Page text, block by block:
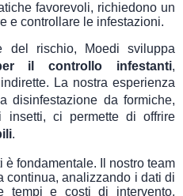
favorevoli, richiedono un
e controllare le infestazioni.
del rischio, Moedi sviluppa
il controllo infestanti,
La nostra esperienza
disinfestazione da formiche,
insetti, ci permette di offrire
.
fondamentale. Il nostro team
continua, analizzando i dati di
tempi e costi di intervento.